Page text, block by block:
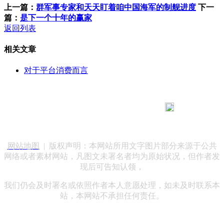
上一篇： 群军事专家和天天盯着咱中国海军的制舰进度 下一
篇： 是下一个十年的赢家
返回列表
相关文章
对于平台消费而言
网站地图
| 版权声明：本网站所用文字图片部分来源于公共
网络或者素材网站，凡图文未署名者均为原始状况，但作者发
现后可告知认领，
我们仍会及时署名或依照作者本人意愿处理，如未及时联系本
站，本网站不承担任何责任。